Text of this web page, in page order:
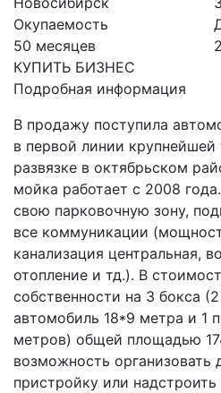
Окупаемость
50 месяцев
КУПИТЬ БИЗНЕС
Подробная информация
В продажу поступила
в первой линии крупнейшей
развязке в октябрьском
мойка работает с 2008
свою парковочную зону,
все коммуникации
канализация центральная,
отопление и тд.). В
собственности на 3 бокса
автомобиль 18*9 метра и 1
метров) общей площадью
возможность организовать
пристройку или